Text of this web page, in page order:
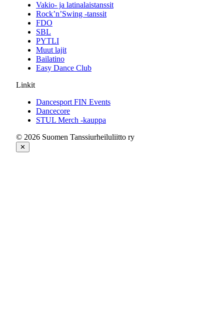
Vakio- ja latinalaistanssit
Rock’n’Swing -tanssit
FDO
SBL
PYTLI
Muut lajit
Bailatino
Easy Dance Club
Linkit
Dancesport FIN Events
Dancecore
STUL Merch -kauppa
© 2026 Suomen Tanssiurheiluliitto ry
✕